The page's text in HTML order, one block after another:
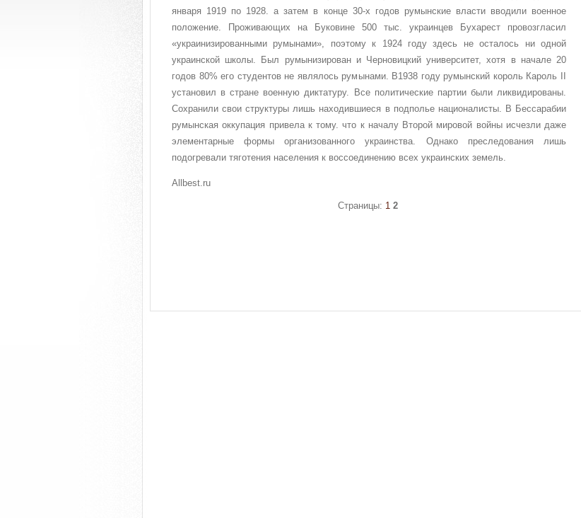
января 1919 по 1928. а затем в конце 30-х годов румынские власти вводили военное
положение. Проживающих на Буковине 500 тыс. украинцев Бухарест провозгласил
«украинизированными румынами», поэтому к 1924 году здесь не осталось ни одной
украинской школы. Был румынизирован и Черновицкий университет, хотя в начале 20
годов 80% его студентов не являлось румынами. В1938 году румынский король Кароль II
установил в стране военную диктатуру. Все политические партии были ликвидированы.
Сохранили свои структуры лишь находившиеся в подполье националисты. В Бессарабии
румынская оккупация привела к тому. что к началу Второй мировой войны исчезли даже
элементарные формы организованного украинства. Однако преследования лишь
подогревали тяготения населения к воссоединению всех украинских земель.
Allbest.ru
Страницы: 1 2